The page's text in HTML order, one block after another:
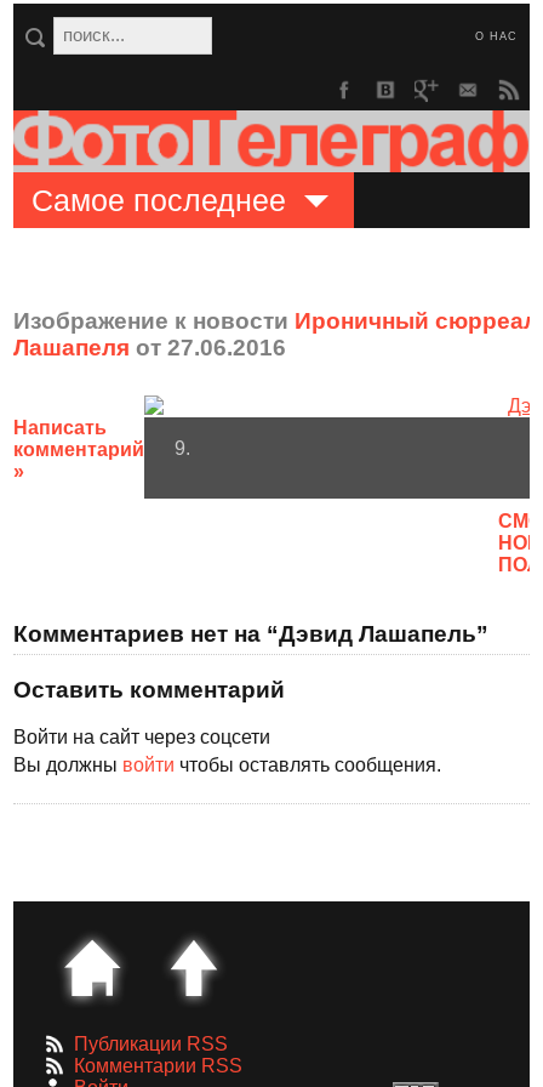
О НАС
Самое последнее
Изображение к новости Ироничный
Лашапеля от 27.06.2016
Написать
комментарий
»
9.
Комментариев нет на “Дэвид Лашапель”
Оставить комментарий
Войти на сайт через соцсети
Вы должны войти чтобы оставлять сообщения.
Публикации RSS
Комментарии RSS